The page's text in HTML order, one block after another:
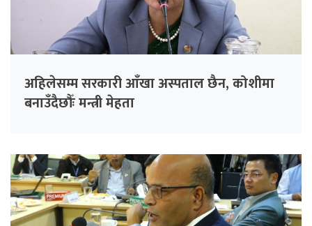
अहिलेसम्म सरकारी आँखा अस्पताल छैन, कोशीमा
बनाउँदैछौँः मन्त्री मेहता